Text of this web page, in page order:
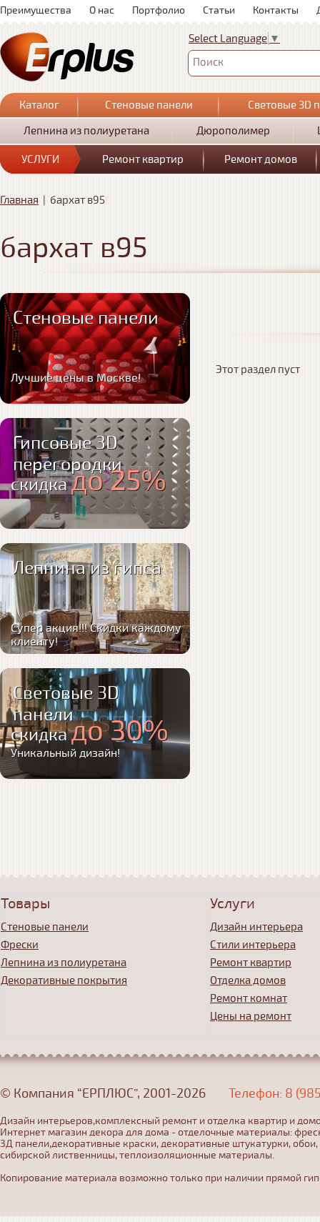
Преимущества О нас Портфолио Статьи Контакты
Select Language ▼
Поиск
Каталог Стеновые панели
Световые 3D
Лепнина из полиуретана
Дюрополимер
УСЛУГИ Ремонт квартир Ремонт домов
Главная | бархат в95
бархат в95
Этот раздел пуст
Стеновые панели
Лучшие цены в Москве!
Гипсовые 3D
перегородки
скидкадо 25%
Лепнина из гипса
Супер акция!!! Скидки каждому
клиенту!
Световые 3D
панели
скидкадо 30%
Уникальный дизайн!
Товары
Стеновые панели
Фрески
Лепнина из полиуретана
Декоративные покрытия
Услуги
Дизайн интерьера
Стили интерьера
Ремонт квартир
Отделка домов
Ремонт комнат
Цены на ремонт
© Компания “ЕРПЛЮС”, 2001-2026 Телефон: 8
Дизайн интерьеров,комплексный ремонт и отделка квартир и
Интернет магазин декора для дома - отделочные материалы:
3Д панели,декоративные краски, декоративные штукатурки,
сибирской лиственницы, теплоизоляционные материалы.
Копирование материала возможно только при наличии прямой